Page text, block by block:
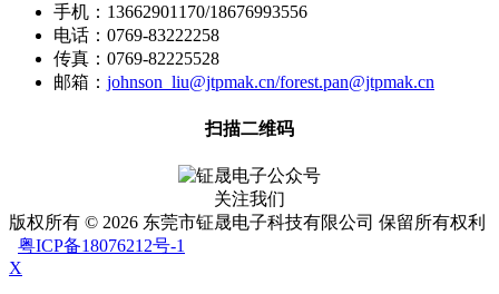
手机：13662901170/18676993556
电话：0769-83222258
传真：0769-82225528
邮箱： johnson_liu@jtpmak.cn/forest.pan@jtpmak.cn
扫描二维码
关注我们
版权所有 © 2026 东莞市钲晟电子科技有限公司 保留所有权利
粤ICP备18076212号-1
X